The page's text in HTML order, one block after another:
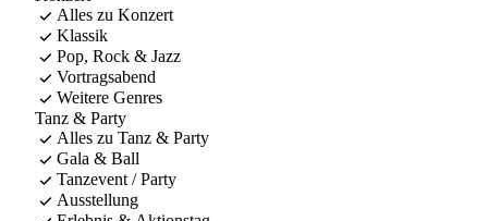
Alles zu Konzert
Klassik
Pop, Rock & Jazz
Vortragsabend
Weitere Genres
Tanz & Party
Alles zu Tanz & Party
Gala & Ball
Tanzevent / Party
Ausstellung